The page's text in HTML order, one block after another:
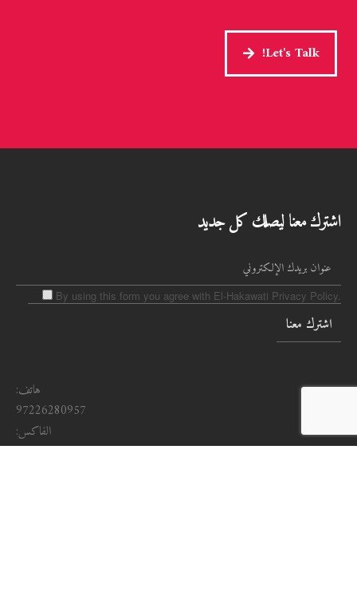
Let's Talk!
اشترك معنا ليصلك كل جديد
By using this form you agree with El-Hakawati Privacy Policy.
هاتف:
97226280957
الفاكس:
972262826467